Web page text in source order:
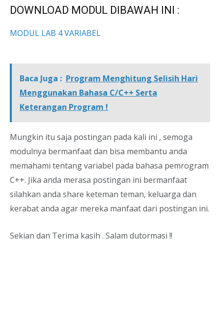
DOWNLOAD MODUL DIBAWAH INI :
MODUL LAB 4 VARIABEL
Baca Juga : Program Menghitung Selisih Hari
Menggunakan Bahasa C/C++ Serta
Keterangan Program !
Mungkin itu saja postingan pada kali ini , semoga
modulnya bermanfaat dan bisa membantu anda
memahami tentang variabel pada bahasa pemrogram
C++. Jika anda merasa postingan ini bermanfaat
silahkan anda share keteman teman, keluarga dan
kerabat anda agar mereka manfaat dari postingan ini.
Sekian dan Terima kasih . Salam dutormasi !!